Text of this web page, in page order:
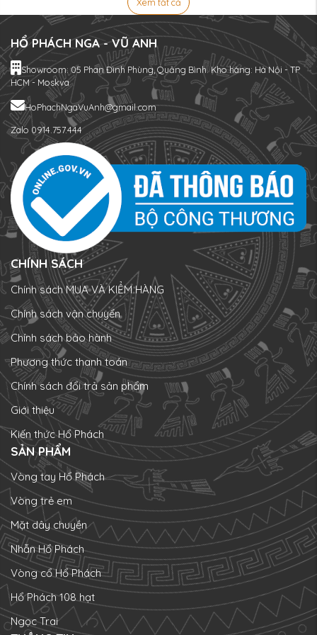
HỔ PHÁCH NGA - VŨ ANH
Showroom: 05 Phan Đình Phùng, Quảng Bình. Kho hàng: Hà Nội - TP
HCM - Moskva
HoPhachNgaVuAnh@gmail.com
Zalo 0914.757.444
CHÍNH SÁCH
Chính sách MUA VÀ KIỂM HÀNG
Chính sách vận chuyển
Chính sách bảo hành
Phương thức thanh toán
Chính sách đổi trả sản phẩm
Giới thiệu
Kiến thức Hổ Phách
SẢN PHẨM
Vòng tay Hổ Phách
Vòng trẻ em
Mặt dây chuyền
Nhẫn Hổ Phách
Vòng cổ Hổ Phách
Hổ Phách 108 hạt
Ngọc Trai